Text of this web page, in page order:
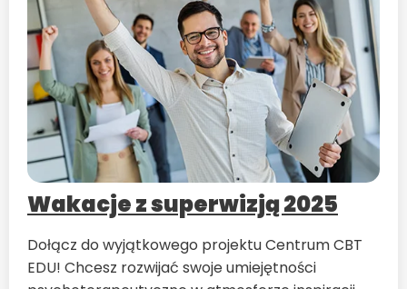
Wakacje z superwizją 2025
Dołącz do wyjątkowego projektu Centrum CBT
EDU! Chcesz rozwijać swoje umiejętności